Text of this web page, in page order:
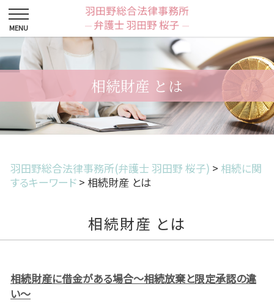
相続財産 とは
羽田野総合法律事務所(弁護士 羽田野 桜子) > 相続に関
するキーワード > 相続財産 とは
相続財産 とは
相続財産に借金がある場合～相続放棄と限定承認の違
い～